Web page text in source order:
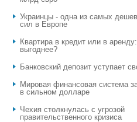
Украинцы - одна из самых
сил в Европе
Квартира в кредит или в
выгоднее?
​Банковский депозит уступает
Мировая финансовая система
в сильном долларе
Чехия столкнулась с угрозой
правительственного кризиса